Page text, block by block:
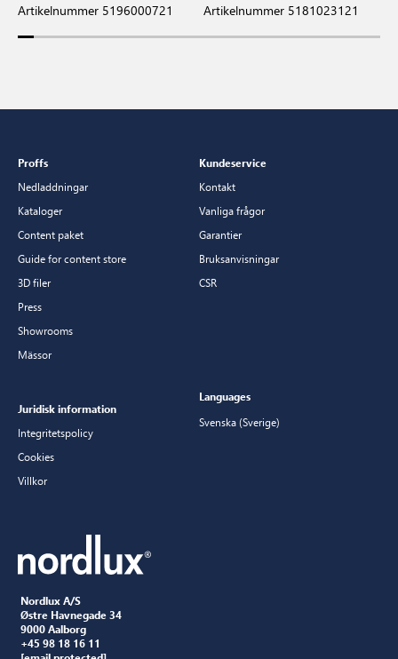
Artikelnummer 5196000721 Artikelnummer 5181023121
Nordlux A/S
Østre Havnegade 34
9000 Aalborg
+45 98 18 16 11
Proffs
Nedladdningar
Kataloger
Content paket
Guide for content store
3D filer
Press
Showrooms
Mässor
Kundeservice
Kontakt
Vanliga frågor
Garantier
Bruksanvisningar
CSR
Juridisk information
Integritetspolicy
Cookies
Villkor
Languages
Svenska (Sverige)